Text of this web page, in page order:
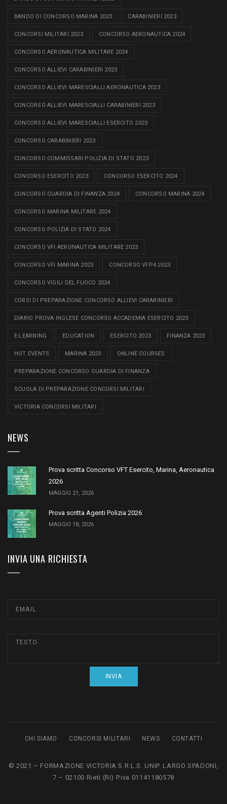
BANDO DI CONCORSO MARINA 2023 CARABINIERI 2023
CONCORSI MILITARI 2023 CONCORSO AERONAUTICA 2024
CONCORSO AERONAUTICA MILITARE 2024
CONCORSO ALLIEVI CARABINIERI 2023
CONCORSO ALLIEVI MARESCIALLI AERONAUTICA 2023
CONCORSO ALLIEVI MARESCIALLI CARABINIERI 2023
CONCORSO ALLIEVI MARESCIALLI ESERCITO 2023
CONCORSO CARABINIERI 2023
CONCORSO COMMISSARI POLIZIA DI STATO 2023
CONCORSO ESERCITO 2023 CONCORSO ESERCITO 2024
CONCORSO GUARDIA DI FINANZA 2024 CONCORSO MARINA 2024
CONCORSO MARINA MILITARE 2024
CONCORSO POLIZIA DI STATO 2024
CONCORSO VFI AERONAUTICA MILITARE 2023
CONCORSO VFI MARINA 2023 CONCORSO VFP4 2023
CONCORSO VIGILI DEL FUOCO 2024
CORSI DI PREPARAZIONE CONCORSO ALLIEVI CARABINIERI
DIARIO PROVA INGLESE CONCORSO ACCADEMIA ESERCITO 2023
E-LEARNING EDUCATION ESERCITO 2023 FINANZA 2023
HOT EVENTS MARINA 2023 ONLINE COURSES
PREPARAZIONE CONCORSO GUARDIA DI FINANZA
SCUOLA DI PREPARAZIONE CONCORSI MILITARI
VICTORIA CONCORSI MILITARI
NEWS
Prova scritta Concorso VFT Esercito, Marina, Aeronautica
2026
MAGGIO 21, 2026
Prova scritta Agenti Polizia 2026
MAGGIO 18, 2026
INVIA UNA RICHIESTA
CHI SIAMO CONCORSI MILITARI NEWS CONTATTI
© 2021 – FORMAZIONE VICTORIA S.R.L.S. UNIP. LARGO SPADONI,
7 – 02100 Rieti (RI) P.iva 01141180578